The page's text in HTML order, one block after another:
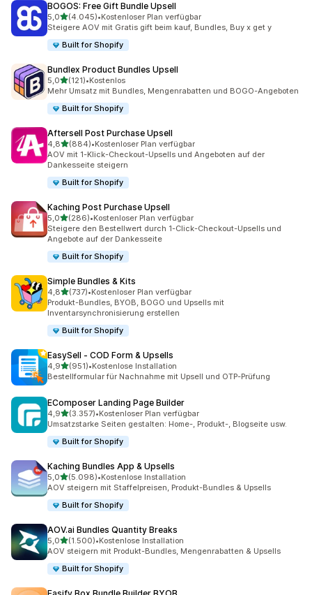
BOGOS: Free Gift Bundle Upsell
5,0von 5 Sternen
(4.045)
4045 Rezensionen insgesamt
•Kostenloser Plan verfügbar
Steigere AOV mit Gratis gift beim kauf, Bundles, Buy x get y
Built for Shopify
Bundlex Product Bundles Upsell
5,0von 5 Sternen
(121)
121 Rezensionen insgesamt
•Kostenlos
Mehr Umsatz mit Bundles, Mengenrabatten und BOGO-Angeboten
Built for Shopify
Aftersell Post Purchase Upsell
4,8von 5 Sternen
(884)
884 Rezensionen insgesamt
•Kostenloser Plan verfügbar
AOV mit 1-Klick-Checkout-Upsells und Angeboten auf der
Dankesseite steigern
Built for Shopify
Kaching Post Purchase Upsell
5,0von 5 Sternen
(286)
286 Rezensionen insgesamt
•Kostenloser Plan verfügbar
Steigere den Bestellwert durch 1-Click-Checkout-Upsells und
Angebote auf der Dankesseite
Built for Shopify
Simple Bundles & Kits
4,8von 5 Sternen
(737)
737 Rezensionen insgesamt
•Kostenloser Plan verfügbar
Produkt-Bundles, BYOB, BOGO und Upsells mit
Inventarsynchronisierung erstellen
Built for Shopify
EasySell ‑ COD Form & Upsells
4,9von 5 Sternen
(951)
951 Rezensionen insgesamt
•Kostenlose Installation
Bestellformular für Nachnahme mit Upsell und OTP-Prüfung
EComposer Landing Page Builder
4,9von 5 Sternen
(3.357)
3357 Rezensionen insgesamt
•Kostenloser Plan verfügbar
Umsatzstarke Seiten gestalten: Home-, Produkt-, Blogseite usw.
Built for Shopify
Kaching Bundles App & Upsells
5,0von 5 Sternen
(5.098)
5098 Rezensionen insgesamt
•Kostenlose Installation
AOV steigern mit Staffelpreisen, Produkt-Bundles & Upsells
Built for Shopify
AOV.ai Bundles Quantity Breaks
5,0von 5 Sternen
(1.500)
1500 Rezensionen insgesamt
•Kostenlose Installation
AOV steigern mit Produkt-Bundles, Mengenrabatten & Upsells
Built for Shopify